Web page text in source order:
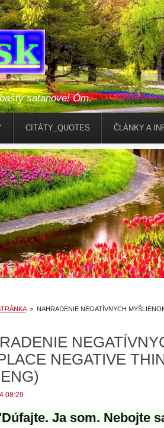
satanove! Óm.
> NAHRADENIE NEGATÍVNYCH
NEGATIVE
08:29
Ja som. Nebojte
CITÁTY_QUOTES ČLÁNKY A